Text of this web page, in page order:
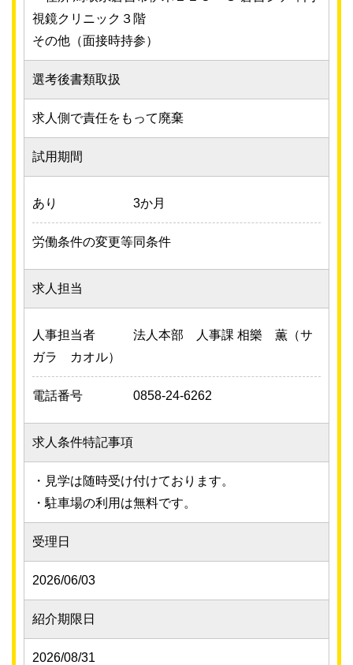
視鏡クリニック３階
その他（面接時持参）
選考後書類取扱
求人側で責任をもって廃棄
試用期間
あり 3か月
労働条件の変更等同条件
求人担当
人事担当者
法人本部 人事課 相樂 薫（サ
ガラ カオル）
電話番号 0858-24-6262
求人条件特記事項
・見学は随時受け付けております。
・駐車場の利用は無料です。
受理日
2026/06/03
紹介期限日
2026/08/31